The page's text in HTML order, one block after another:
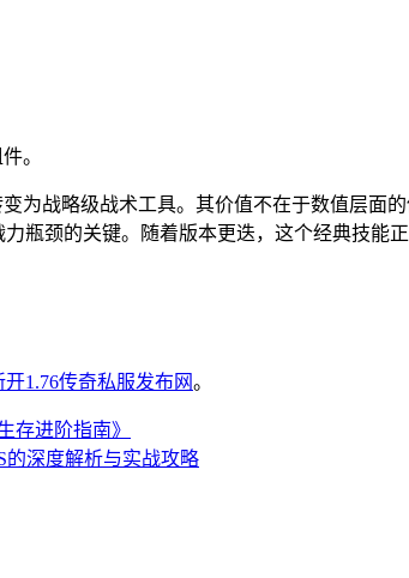
。
为战略级战术工具。其价值不在于数值层面
瓶颈的关键。随着版本更迭，这个经典技能正
开1.76传奇私服发布网。
存进阶指南》
的深度解析与实战攻略